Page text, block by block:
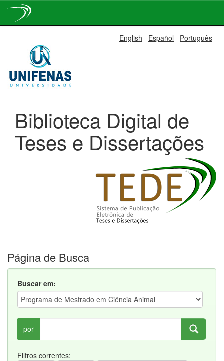
navigation
English Español Português
Biblioteca Digital de
Teses e Dissertações
Página de Busca
Buscar em:
por
Filtros correntes: